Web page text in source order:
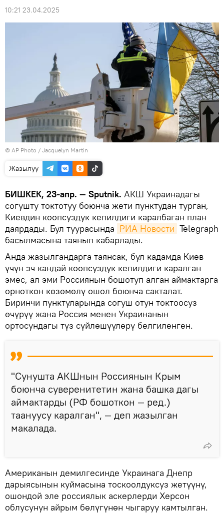
10:21 23.04.2025
© AP Photo / Jacquelyn Martin
Жазылуу
БИШКЕК, 23-апр. — Sputnik. АКШ Украинадагы
согушту токтотуу боюнча жети пунктудан турган,
Киевдин коопсуздук кепилдиги каралбаган план
даярдады. Бул туурасында РИА Новости Telegraph
басылмасына таянып кабарлады.
Анда жазылгандарга таянсак, бул кадамда Киев
үчүн эч кандай коопсуздук кепилдиги каралган
эмес, ал эми Россиянын бошотуп алган аймактарга
орноткон көзөмөлү ошол боюнча сакталат.
Биринчи пунктуларында согуш отун токтоосуз
өчүрүү жана Россия менен Украинанын
ортосундагы түз сүйлөшүүлөрү белгиленген.
"Сунушта АКШнын Россиянын Крым
боюнча суверенитетин жана башка дагы
аймактарды (РФ бошоткон — ред.)
таануусу каралган", — деп жазылган
макалада.
Американын демилгесинде Украинага Днепр
дарыясынын куймасына тоскоолдуксуз жетүүнү,
ошондой эле россиялык аскерлерди Херсон
облусунун айрым бөлүгүнөн чыгаруу камтылган.